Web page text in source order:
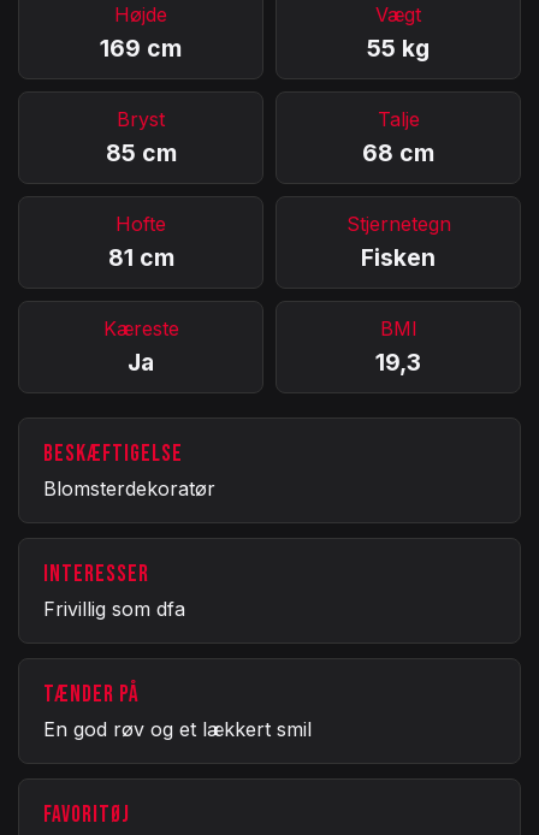
Højde
169 cm
Vægt
55 kg
Bryst
85 cm
Talje
68 cm
Hofte
81 cm
Stjernetegn
Fisken
Kæreste
Ja
BMI
19,3
BESKÆFTIGELSE
Blomsterdekoratør
INTERESSER
Frivillig som dfa
TÆNDER PÅ
En god røv og et lækkert smil
FAVORITØJ